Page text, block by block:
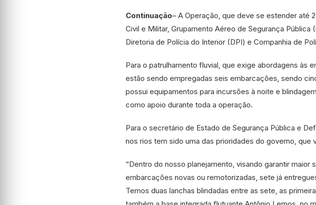
Continuação– A Operação, que deve se estender até
Civil e Militar, Grupamento Aéreo de Segurança Pública
Diretoria de Polícia do Interior (DPI) e Companhia de
Para o patrulhamento fluvial, que exige abordagens às
estão sendo empregadas seis embarcações, sendo
possui equipamentos para incursões à noite e
como apoio durante toda a operação.
Para o secretário de Estado de Segurança Pública e
nos rios tem sido uma das prioridades do governo, que
“Dentro do nosso planejamento, visando garantir
embarcações novas ou remotorizadas, sete já
Temos duas lanchas blindadas entre as sete, as